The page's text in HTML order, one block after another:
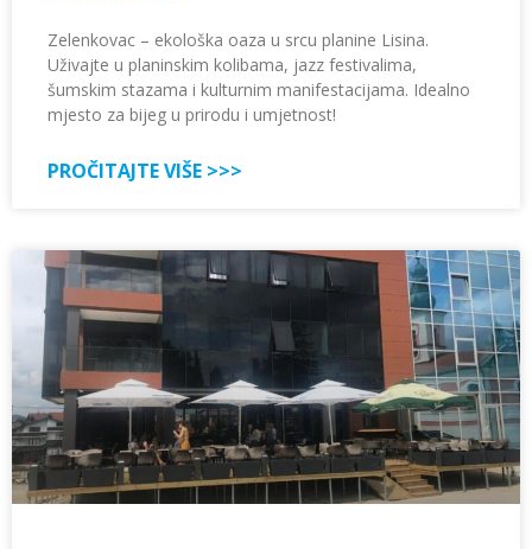
Zelenkovac – ekološka oaza u srcu planine Lisina.
Uživajte u planinskim kolibama, jazz festivalima,
šumskim stazama i kulturnim manifestacijama. Idealno
mjesto za bijeg u prirodu i umjetnost!
PROČITAJTE VIŠE >>>